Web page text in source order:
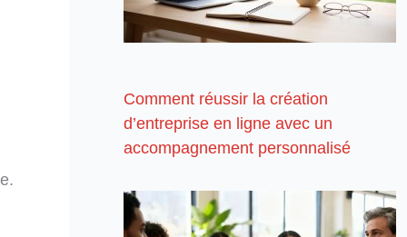
Comment réussir la création
d’entreprise en ligne avec un
accompagnement personnalisé